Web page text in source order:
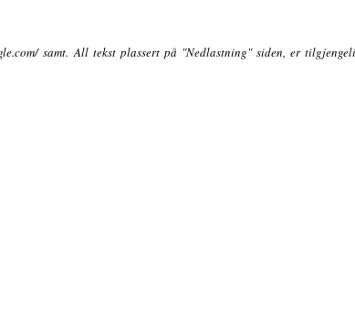
samt. All tekst plassert på "Nedlastning" siden, er